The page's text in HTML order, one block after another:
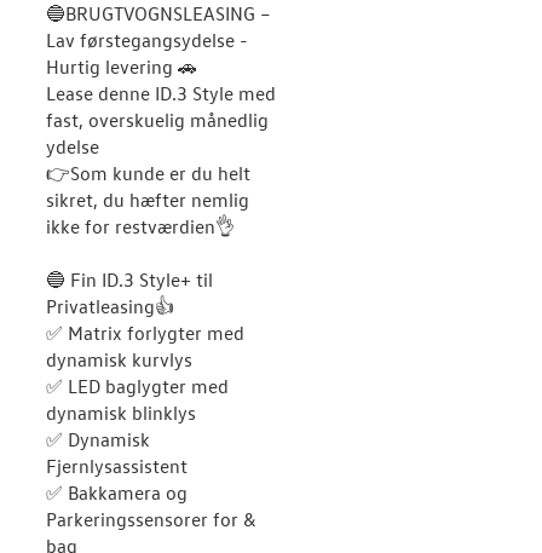
🔵BRUGTVOGNSLEASING –
Lav førstegangsydelse -
Hurtig levering 🚗
Lease denne ID.3 Style med
fast, overskuelig månedlig
ydelse
👉Som kunde er du helt
sikret, du hæfter nemlig
ikke for restværdien👌
🔵 Fin ID.3 Style+ til
Privatleasing👍
✅ Matrix forlygter med
dynamisk kurvlys
✅ LED baglygter med
dynamisk blinklys
✅ Dynamisk
Fjernlysassistent
✅ Bakkamera og
Parkeringssensorer for &
bag